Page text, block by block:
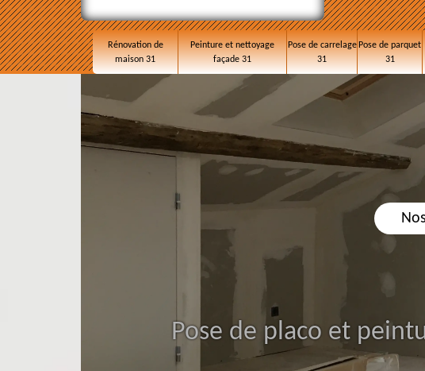
Rénovation de
maison 31
Peinture et nettoyage
façade 31
Pose de carrelage
31
Pose de parquet
31
Pose de placo et